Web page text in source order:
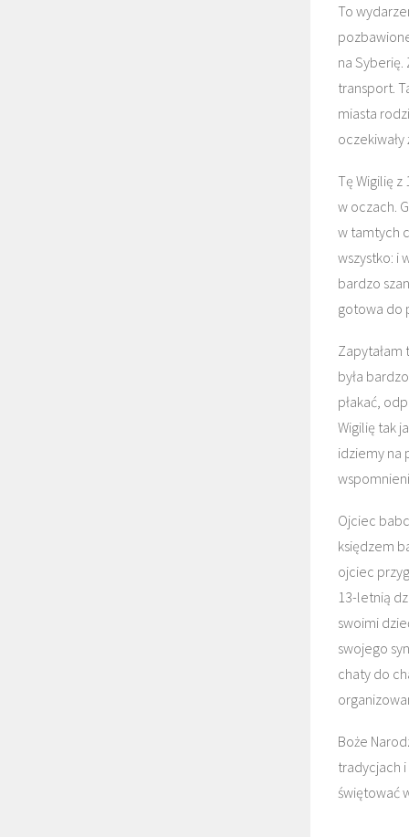
To
na
transport.
miasta
Tę Wigilię
w oczach.
w tamtych
wszystko: i
bardzo
gotowa do
była
płakać,
Wigilię tak
idziemy na
Ojciec
księdzem
ojciec
13-letnią
swoimi
swojego
chaty do
Boże
tradycjach
świętować